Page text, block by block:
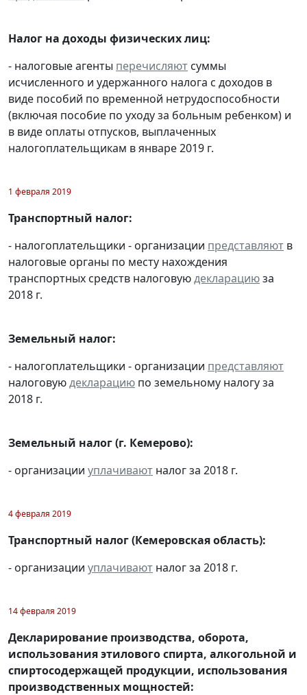
Налог на доходы физических лиц:
- налоговые агенты перечисляют суммы
исчисленного и удержанного налога с доходов в
виде пособий по временной нетрудоспособности
(включая пособие по уходу за больным ребенком) и
в виде оплаты отпусков, выплаченных
налогоплательщикам в январе 2019 г.
1 февраля 2019
Транспортный налог:
- налогоплательщики - организации представляют в
налоговые органы по месту нахождения
транспортных средств налоговуюдекларациюза
2018 г.
Земельный налог:
- налогоплательщики - организации представляют
налоговуюдекларацию по земельному налогу за
2018 г.
Земельный налог (г. Кемерово):
- организации уплачивают налог за 2018 г.
4 февраля 2019
Транспортный налог (Кемеровская область):
- организации уплачивают налог за 2018 г.
14 февраля 2019
Декларирование производства, оборота,
использования этилового спирта, алкогольной и
спиртосодержащей продукции, использования
производственных мощностей: